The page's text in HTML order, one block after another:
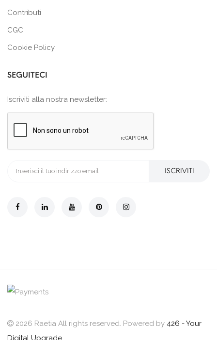
Contributi
CGC
Cookie Policy
SEGUITECI
Iscriviti alla nostra newsletter:
ISCRIVITI
2026 Raetia All rights reserved. Powered by 426 - Your
Digital Upgrade